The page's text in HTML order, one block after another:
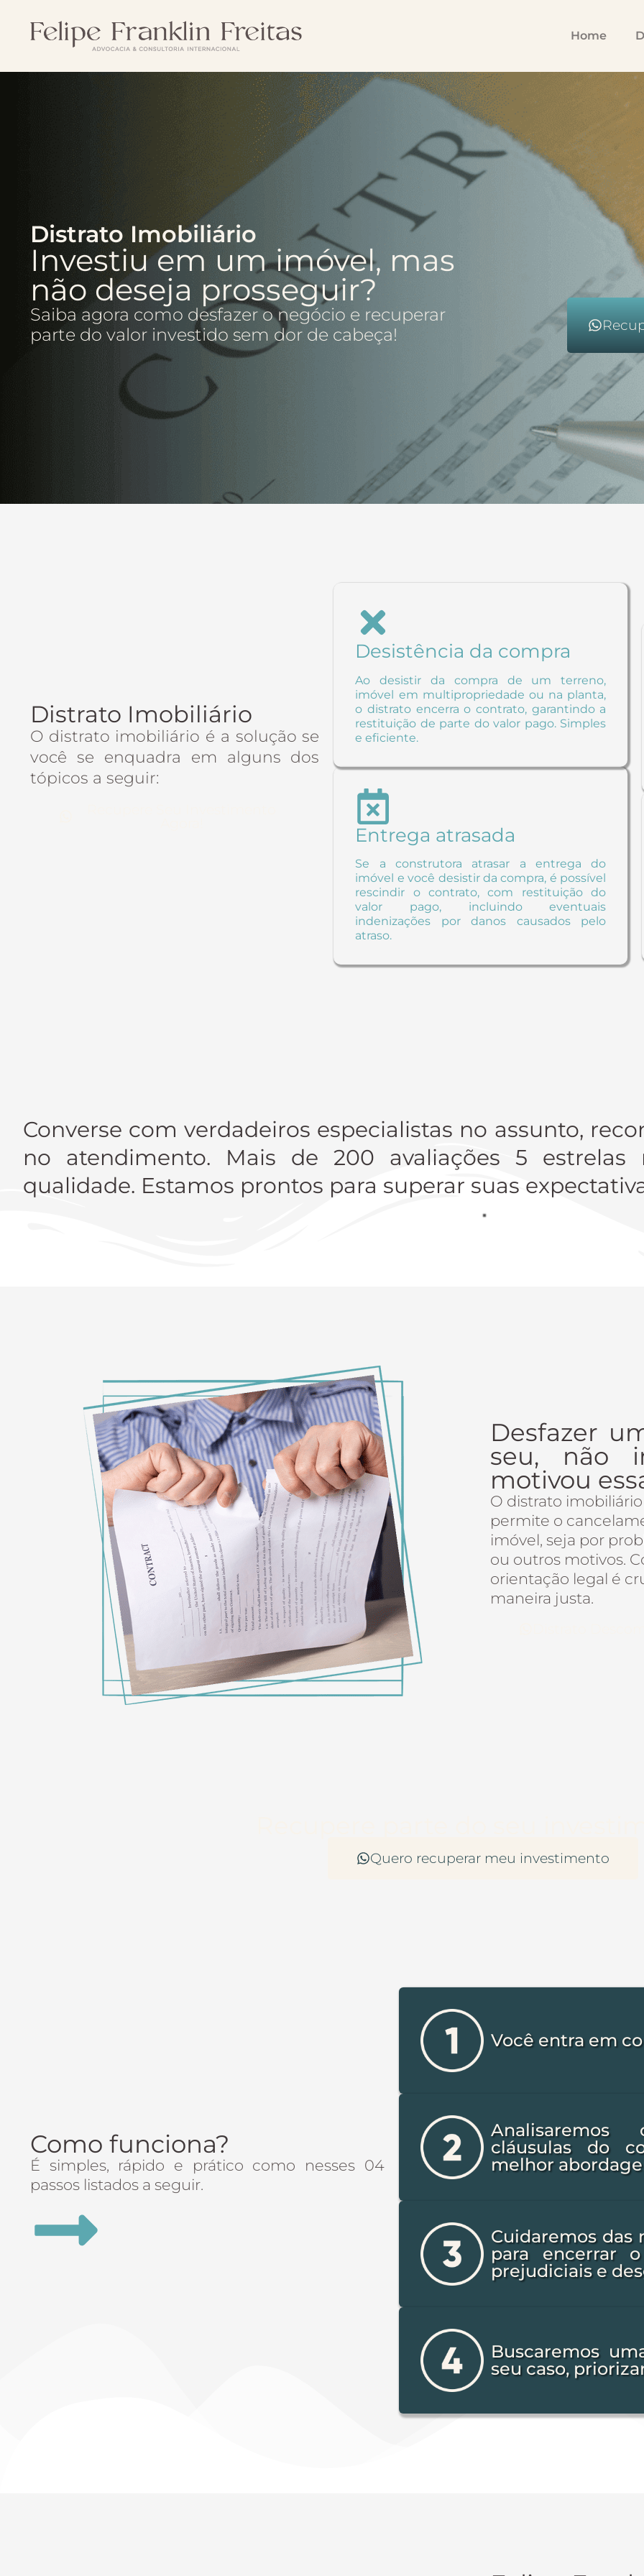
Home
Distrato Imobiliário
Investiu em um imóvel, mas
não deseja prosseguir?
Saiba agora como desfazer o negócio e recuperar
parte do valor investido sem dor de cabeça!
Distrato Imobiliário
O distrato imobiliário é a solução se
você se enquadra em alguns dos
tópicos a seguir:
Desistência da compra
Ao desistir da compra de um terreno,
imóvel em multipropriedade ou na planta,
o distrato encerra o contrato, garantindo a
restituição de parte do valor pago. Simples
e eficiente.
Entrega atrasada
Se a construtora atrasar a entrega do
imóvel e você desistir da compra, é possível
rescindir o contrato, com restituição do
valor pago, incluindo eventuais
indenizações por danos causados pelo
atraso.
Converse com verdadeiros especialistas no assunto,
no atendimento. Mais de 200 avaliações 5 estrelas
qualidade. Estamos prontos para superar suas
Desfazer
seu, não
motivou
O distrato
permite o
imóvel, seja por
ou outros motivos.
orientação legal é
maneira justa.
Quero recuperar meu investimento
Como funciona?
É simples, rápido e prático como nesses 04
passos listados a seguir.
Você entra em
Analisaremos
cláusulas do
melhor
Cuidaremos das
para encerrar
prejudiciais e
Buscaremos
seu caso,